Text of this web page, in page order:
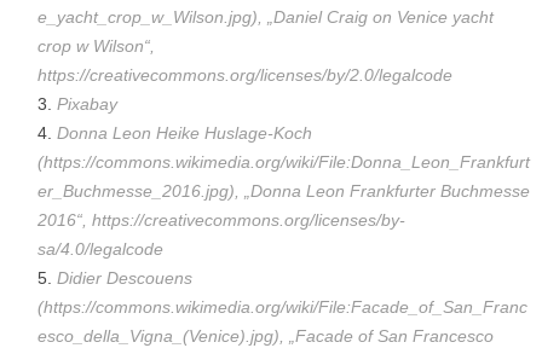
e_yacht_crop_w_Wilson.jpg), „Daniel Craig on Venice yacht
crop w Wilson“,
https://creativecommons.org/licenses/by/2.0/legalcode
Pixabay
Donna Leon Heike Huslage-Koch
(https://commons.wikimedia.org/wiki/File:Donna_Leon_Frankfurt
er_Buchmesse_2016.jpg), „Donna Leon Frankfurter Buchmesse
2016“, https://creativecommons.org/licenses/by-
sa/4.0/legalcode
Didier Descouens
(https://commons.wikimedia.org/wiki/File:Facade_of_San_Franc
esco_della_Vigna_(Venice).jpg), „Facade of San Francesco